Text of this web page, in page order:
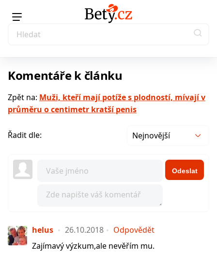
Komentáře k článku
Zpět na: Muži, kteří mají potíže s plodností, mívají v
průměru o centimetr kratší penis
Řadit dle: Nejnovější
Odeslat
helus 26.10.2018
Odpovědět
Zajímavý výzkum,ale nevěřím mu.